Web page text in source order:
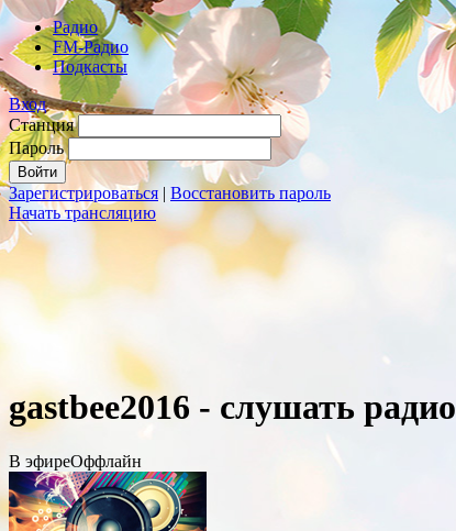
Радио
FM-Радио
Подкасты
Вход
Станция
Пароль
Зарегистрироваться | Восстановить пароль
Начать трансляцию
gastbee2016 - слушать
В эфиреОффлайн